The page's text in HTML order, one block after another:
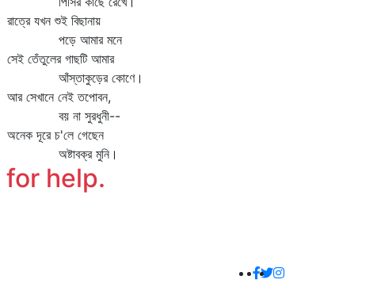
রাত্রে যখন শুই বিছানায়
পড়ে আমার মনে
সেই তেঁতুলের গাছটি আমার
আঁস্তাকুড়ের কোণে।
আর সেখানে নেই তপোবন,
বয় না সুরধুনী--
অনেক দূরে চ'লে গেছেন
অষ্টাবক্র মুনি।
for help.